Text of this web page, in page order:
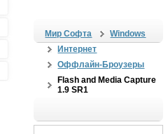
Мир Софта
Windows
Интернет
Оффлайн-Броузеры
Flash and Media Capture
1.9 SR1